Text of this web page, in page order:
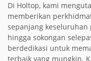
Di Holtop, kami
memberikan
sepanjang
hingga sokongan
berdedikasi untuk
terbaik yang mungkin.